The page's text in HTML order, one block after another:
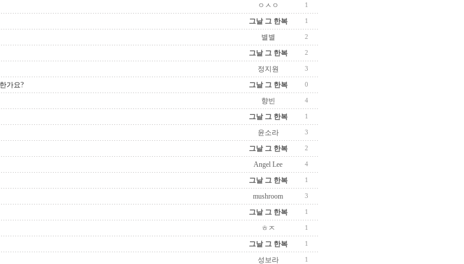
ㅇㅅㅇ 1
그날 그 한복 1
별별 2
그날 그 한복 2
정지원 3
가요? 그날 그 한복 0
향빈 4
그날 그 한복 1
윤소라 3
그날 그 한복 2
Angel Lee 4
그날 그 한복 1
mushroom 3
그날 그 한복 1
ㅎㅈ 1
그날 그 한복 1
성보라 1